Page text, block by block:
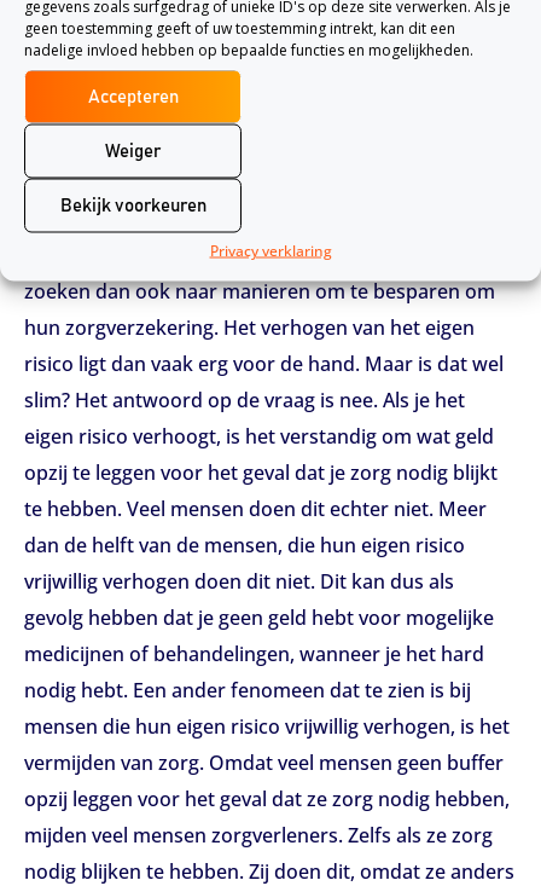
gegevens zoals surfgedrag of unieke ID's op deze site verwerken. Als je
geen toestemming geeft of uw toestemming intrekt, kan dit een
nadelige invloed hebben op bepaalde functies en mogelijkheden.
Accepteren
Weiger
Bekijk voorkeuren
Privacy verklaring
verhogen van het eigen risico kun je flink wat geld
besparen. Zo kun je tot 300 euro per jaar besparen,
als je je eigen risico maximaal tot 885 euro verhoogd.
Waarom het verhogen van het eigen risico niet
altijd even handig is
Ook in het komende jaar zullen de kosten van de
zorgverzekering omhoog gaan. Veel Nederlanders
zoeken dan ook naar manieren om te besparen om
hun zorgverzekering. Het verhogen van het eigen
risico ligt dan vaak erg voor de hand. Maar is dat wel
slim? Het antwoord op de vraag is nee. Als je het
eigen risico verhoogt, is het verstandig om wat geld
opzij te leggen voor het geval dat je zorg nodig blijkt
te hebben. Veel mensen doen dit echter niet. Meer
dan de helft van de mensen, die hun eigen risico
vrijwillig verhogen doen dit niet. Dit kan dus als
gevolg hebben dat je geen geld hebt voor mogelijke
medicijnen of behandelingen, wanneer je het hard
nodig hebt. Een ander fenomeen dat te zien is bij
mensen die hun eigen risico vrijwillig verhogen, is het
vermijden van zorg. Omdat veel mensen geen buffer
opzij leggen voor het geval dat ze zorg nodig hebben,
mijden veel mensen zorgverleners. Zelfs als ze zorg
nodig blijken te hebben. Zij doen dit, omdat ze anders